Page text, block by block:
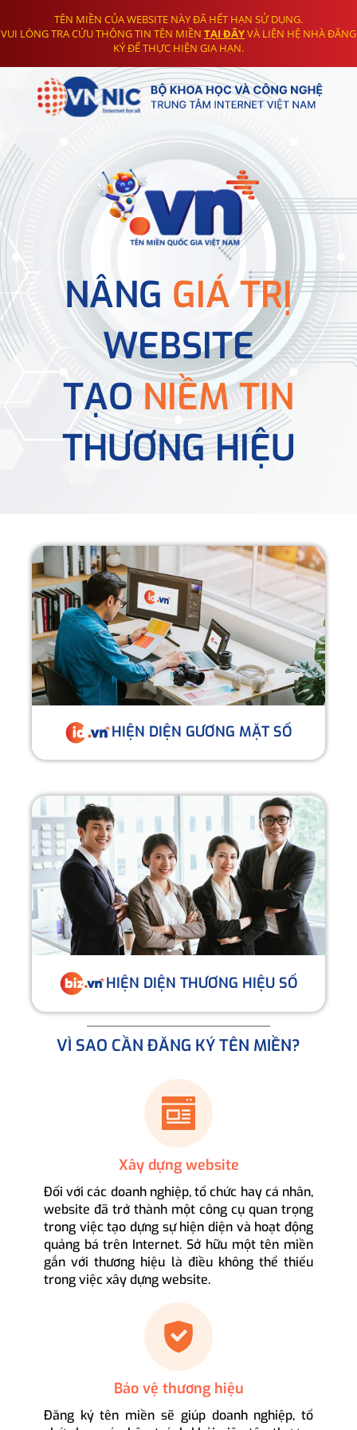
TÊN MIỀN CỦA WEBSITE NÀY ĐÃ HẾT HẠN SỬ DỤNG.
VUI LÒNG TRA CỨU THÔNG TIN TÊN MIỀN TẠI ĐÂYVÀ LIÊN HỆ NHÀ ĐĂNG
KÝ ĐỂ THỰC HIỆN GIA HẠN.
NÂNG GIÁ TRỊ
WEBSITE
TẠONIỀM TIN
THƯƠNG HIỆU
HIỆN DIỆN GƯƠNG MẶT SỐ
HIỆN DIỆN THƯƠNG HIỆU SỐ
VÌ SAO CẦN ĐĂNG KÝ TÊN MIỀN?
Xây dựng website
Đối với các doanh nghiệp, tổ chức hay cá nhân,
website đã trở thành một công cụ quan trọng
trong việc tạo dựng sự hiện diện và hoạt động
quảng bá trên Internet. Sở hữu một tên miền
gắn với thương hiệu là điều không thể thiếu
trong việc xây dựng website.
Bảo vệ thương hiệu
Đăng ký tên miền sẽ giúp doanh nghiệp, tổ